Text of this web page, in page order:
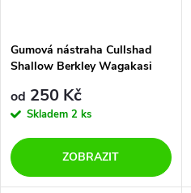
Gumová nástraha Cullshad
Shallow Berkley Wagakasi
od 250 Kč
Skladem 2 ks
ZOBRAZIT